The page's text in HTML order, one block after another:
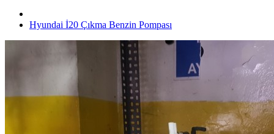
Hyundai İ20 Çıkma Benzin Pompası